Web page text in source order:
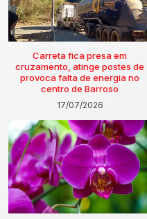
Carreta fica presa em
cruzamento, atinge postes de
provoca falta de energia no
centro de Barroso
17/07/2026